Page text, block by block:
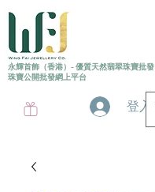
永輝首飾（香港）- 優質天然翡翠珠寶批發
珠寶公開批發網上平台
登入